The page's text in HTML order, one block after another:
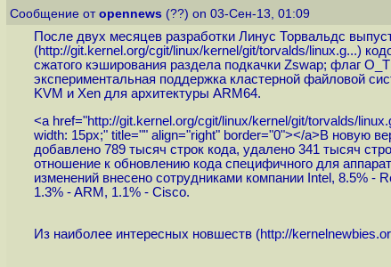
Сообщение от opennews (??) on 03-Сен-13, 01:09
После двух месяцев разработки Линус Торвальдс
(http://git.kernel.org/cgit/linux/kernel/git/torvalds/linux.g...)
сжатого кэширования раздела подкачки Zswap; флаг
экспериментальная поддержка кластерной файловой
KVM и Xen для архитектуры ARM64.
<a href="http://git.kernel.org/cgit/linux/kernel/git/torvalds/
width: 15px;" title="" align="right" border="0"></a>В новую
добавлено 789 тысяч строк кода, удалено 341 тысяч
отношение к обновлению кода специфичного для
изменений внесено сотрудниками компании Intel, 8.5% -
1.3% - ARM, 1.1% - Cisco.
Из наиболее интересных новшеств (http://